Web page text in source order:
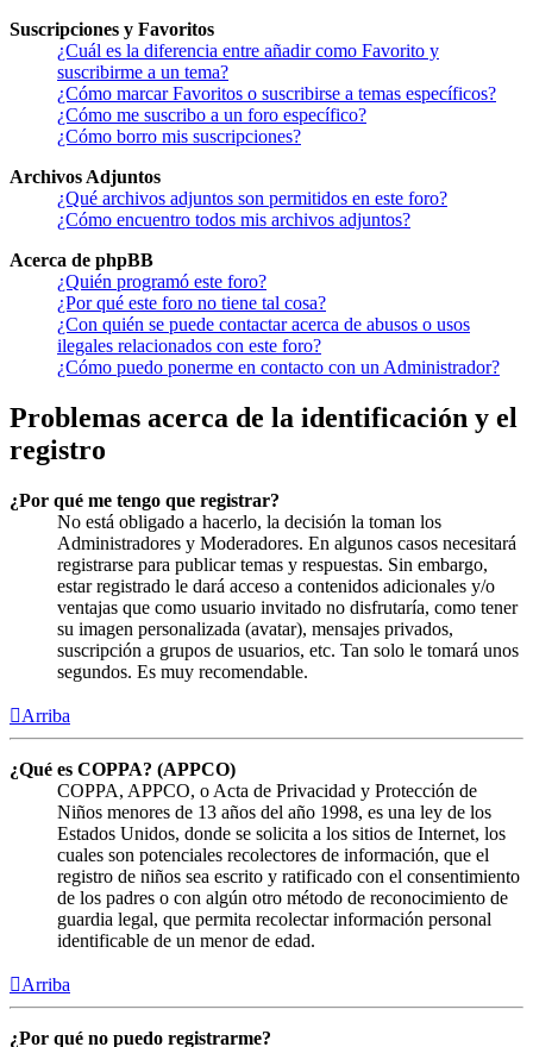
Suscripciones y Favoritos
¿Cuál es la diferencia entre añadir como Favorito y
suscribirme a un tema?
¿Cómo marcar Favoritos o suscribirse a temas específicos?
¿Cómo me suscribo a un foro específico?
¿Cómo borro mis suscripciones?
Archivos Adjuntos
¿Qué archivos adjuntos son permitidos en este foro?
¿Cómo encuentro todos mis archivos adjuntos?
Acerca de phpBB
¿Quién programó este foro?
¿Por qué este foro no tiene tal cosa?
¿Con quién se puede contactar acerca de abusos o usos
ilegales relacionados con este foro?
¿Cómo puedo ponerme en contacto con un Administrador?
Problemas acerca de la identificación y el
registro
¿Por qué me tengo que registrar?
No está obligado a hacerlo, la decisión la toman los
Administradores y Moderadores. En algunos casos necesitará
registrarse para publicar temas y respuestas. Sin embargo,
estar registrado le dará acceso a contenidos adicionales y/o
ventajas que como usuario invitado no disfrutaría, como tener
su imagen personalizada (avatar), mensajes privados,
suscripción a grupos de usuarios, etc. Tan solo le tomará unos
segundos. Es muy recomendable.
Arriba
¿Qué es COPPA? (APPCO)
COPPA, APPCO, o Acta de Privacidad y Protección de
Niños menores de 13 años del año 1998, es una ley de los
Estados Unidos, donde se solicita a los sitios de Internet, los
cuales son potenciales recolectores de información, que el
registro de niños sea escrito y ratificado con el consentimiento
de los padres o con algún otro método de reconocimiento de
guardia legal, que permita recolectar información personal
identificable de un menor de edad.
Arriba
¿Por qué no puedo registrarme?